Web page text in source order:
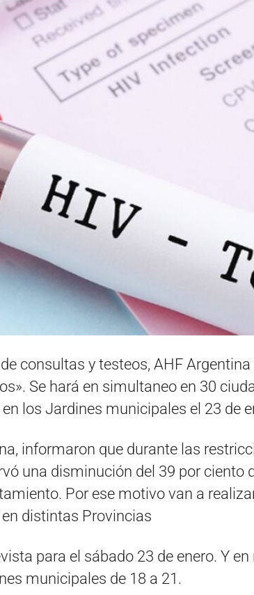
consultas y testeos, AHF Argentina
Se hará en simultaneo en 30
los Jardines municipales el 23 de
informaron que durante las
una disminución del 39 por ciento
Por ese motivo van a
en distintas Provincias
para el sábado 23 de enero. Y
municipales de 18 a 21.